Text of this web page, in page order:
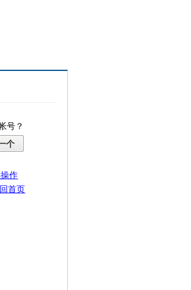
号？
个
作
首页